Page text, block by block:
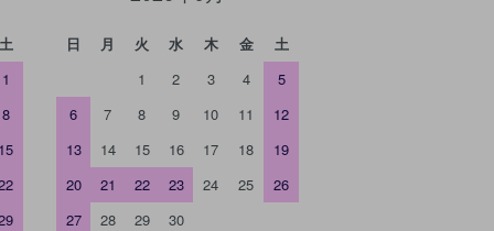
土
1
8
15
日 月 火 水 木 金
土
1
2 3 4
5
6
7 8 9 10 11
12
13
14 15 16 17 18
19
20
21 22 23 24 25
26
27
28 29 30